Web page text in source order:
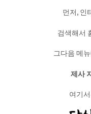
먼저, 인
검색해서
그다음 메
제사
여기